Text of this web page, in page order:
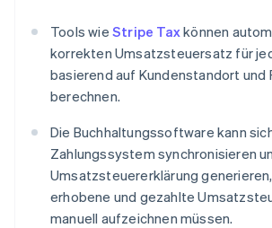
Tools wie Stripe Taxkönnen
korrekten Umsatzsteuersatz für
basierend auf Kundenstandort und
berechnen.
Die Buchhaltungssoftware kann
Zahlungssystem synchronisieren
Umsatzsteuererklärung
erhobene und gezahlte
manuell aufzeichnen müssen.